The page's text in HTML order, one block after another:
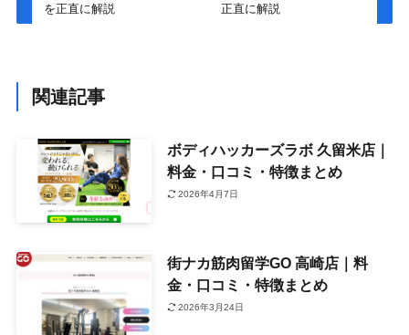
を正直に解説
正直に解説
関連記事
ボディハッカーズラボ 久留米店｜
料金・口コミ・特徴まとめ
2026年4月7日
街ナカ筋肉留学GO 高崎店｜料
金・口コミ・特徴まとめ
2026年3月24日